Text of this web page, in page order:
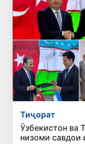
Тиҷорат
Ӯзбекистон ва
низоми савдои